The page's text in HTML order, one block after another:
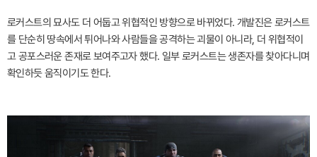
로커스트의 묘사도 더 어둡고 위협적인 방향으로 바뀌었다. 개발진은 로커스트
를 단순히 땅속에서 튀어나와 사람들을 공격하는 괴물이 아니라, 더 위협적이
고 공포스러운 존재로 보여주고자 했다. 일부 로커스트는 생존자를 찾아다니며
확인하듯 움직이기도 한다.